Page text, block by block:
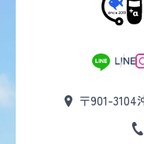
〒901-3104